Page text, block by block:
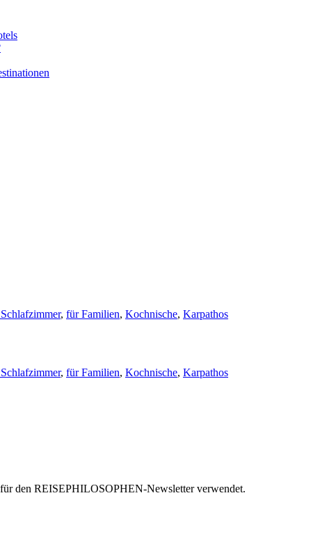
Schlafzimmer, für Familien, Kochnische, Karpathos
Schlafzimmer, für Familien, Kochnische, Karpathos
den REISEPHILOSOPHEN-Newsletter verwendet.